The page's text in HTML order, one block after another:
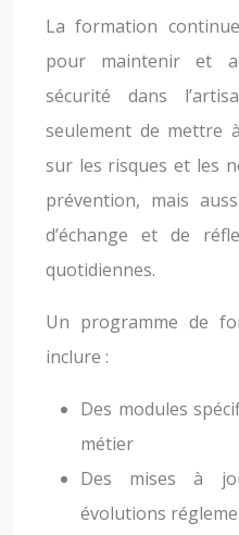
La formation
pour maintenir et
sécurité dans
seulement de mettre
sur les risques et les
prévention, mais
d’échange et de
quotidiennes.
Un programme de
inclure :
Des modules
métier
Des mises à
évolutions